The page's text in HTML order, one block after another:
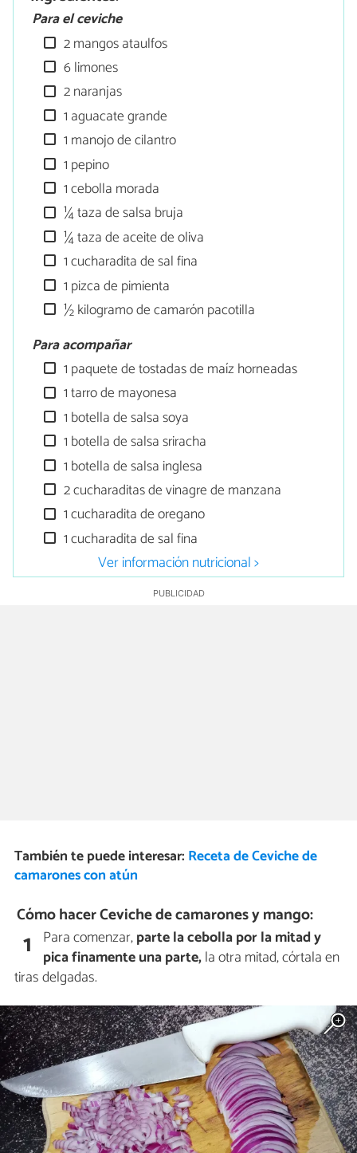
Para el ceviche
2 mangos ataulfos
6 limones
2 naranjas
1 aguacate grande
1 manojo de cilantro
1 pepino
1 cebolla morada
¼ taza de salsa bruja
¼ taza de aceite de oliva
1 cucharadita de sal fina
1 pizca de pimienta
½ kilogramo de camarón pacotilla
Para acompañar
1 paquete de tostadas de maíz horneadas
1 tarro de mayonesa
1 botella de salsa soya
1 botella de salsa sriracha
1 botella de salsa inglesa
2 cucharaditas de vinagre de manzana
1 cucharadita de oregano
1 cucharadita de sal fina
Ver información nutricional >
También te puede interesar: Receta de Ceviche de
camarones con atún
Cómo hacer Ceviche de camarones y mango:
1 Para comenzar,parte la cebolla por la mitad y
pica finamente una parte,la otra mitad, córtala en
tiras delgadas.